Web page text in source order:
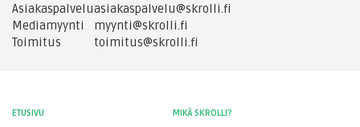
Asiakaspalveluasiakaspalvelu@skrolli.fi
Mediamyynti
myynti@skrolli.fi
Toimitus
toimitus@skrolli.fi
ETUSIVU
MIKÄ SKROLLI?